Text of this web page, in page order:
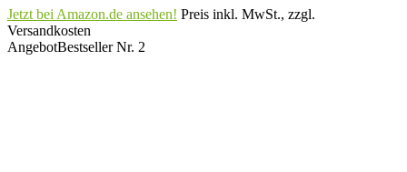
Jetzt bei Amazon.de ansehen! Preis inkl. MwSt., zzgl.
Versandkosten
AngebotBestseller Nr. 2